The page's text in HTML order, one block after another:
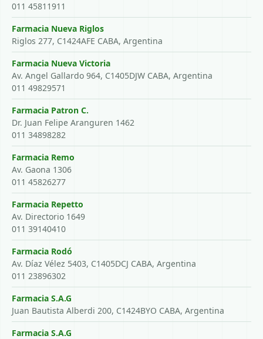
011 45811911
Farmacia Nueva Riglos
Riglos 277, C1424AFE CABA, Argentina
Farmacia Nueva Victoria
Av. Angel Gallardo 964, C1405DJW CABA, Argentina
011 49829571
Farmacia Patron C.
Dr. Juan Felipe Aranguren 1462
011 34898282
Farmacia Remo
Av. Gaona 1306
011 45826277
Farmacia Repetto
Av. Directorio 1649
011 39140410
Farmacia Rodó
Av. Díaz Vélez 5403, C1405DCJ CABA, Argentina
011 23896302
Farmacia S.A.G
Juan Bautista Alberdi 200, C1424BYO CABA, Argentina
Farmacia S.A.G